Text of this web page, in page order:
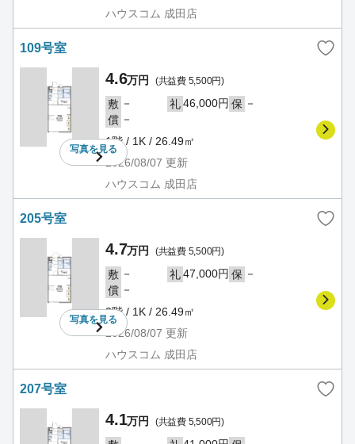
ハウスコム 成田店
109号室
写真を見る
4.6万円 (共益費 5,500円)
敷 － 礼46,000円 保 －
償 －
1階 / 1K / 26.49㎡
2026/08/07 更新
ハウスコム 成田店
205号室
写真を見る
4.7万円 (共益費 5,500円)
敷 － 礼47,000円 保 －
償 －
2階 / 1K / 26.49㎡
2026/08/07 更新
ハウスコム 成田店
207号室
4.1万円 (共益費 5,500円)